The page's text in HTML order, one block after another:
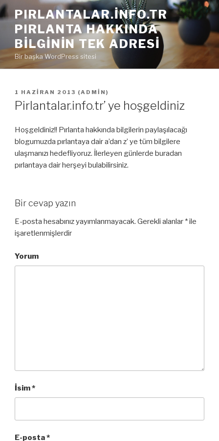
İçeriğe
geç PIRLANTALAR.INFO.TR
PIRLANTA HAKKINDA
BILGININ TEK ADRESI
Bir başka WordPress sitesi
YAYIM
TARIHI
1 HAZIRAN 2013 (ADMIN )
Pirlantalar.info.tr’ ye hoşgeldiniz
Hoşgeldiniz!! Pırlanta hakkında bilgilerin paylaşılacağı
blogumuzda pırlantaya dair a’dan z’ ye tüm bilgilere
ulaşmanızı hedefliyoruz. İlerleyen günlerde buradan
pırlantaya dair herşeyi bulabilirsiniz.
Bir cevap yazın
E-posta hesabınız yayımlanmayacak. Gerekli alanlar *ile
işaretlenmişlerdir
Yorum
İsim*
E-posta*